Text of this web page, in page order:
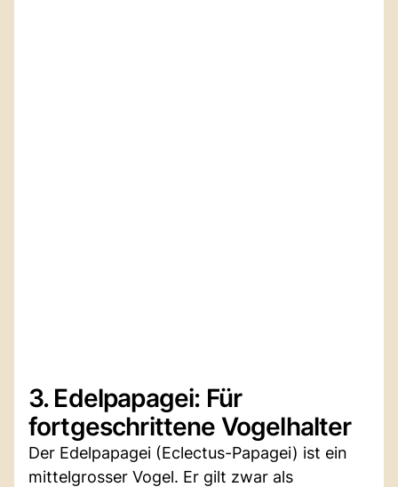
3. Edelpapagei: Für
fortgeschrittene Vogelhalter
Der Edelpapagei (Eclectus-Papagei) ist ein
mittelgrosser Vogel. Er gilt zwar als